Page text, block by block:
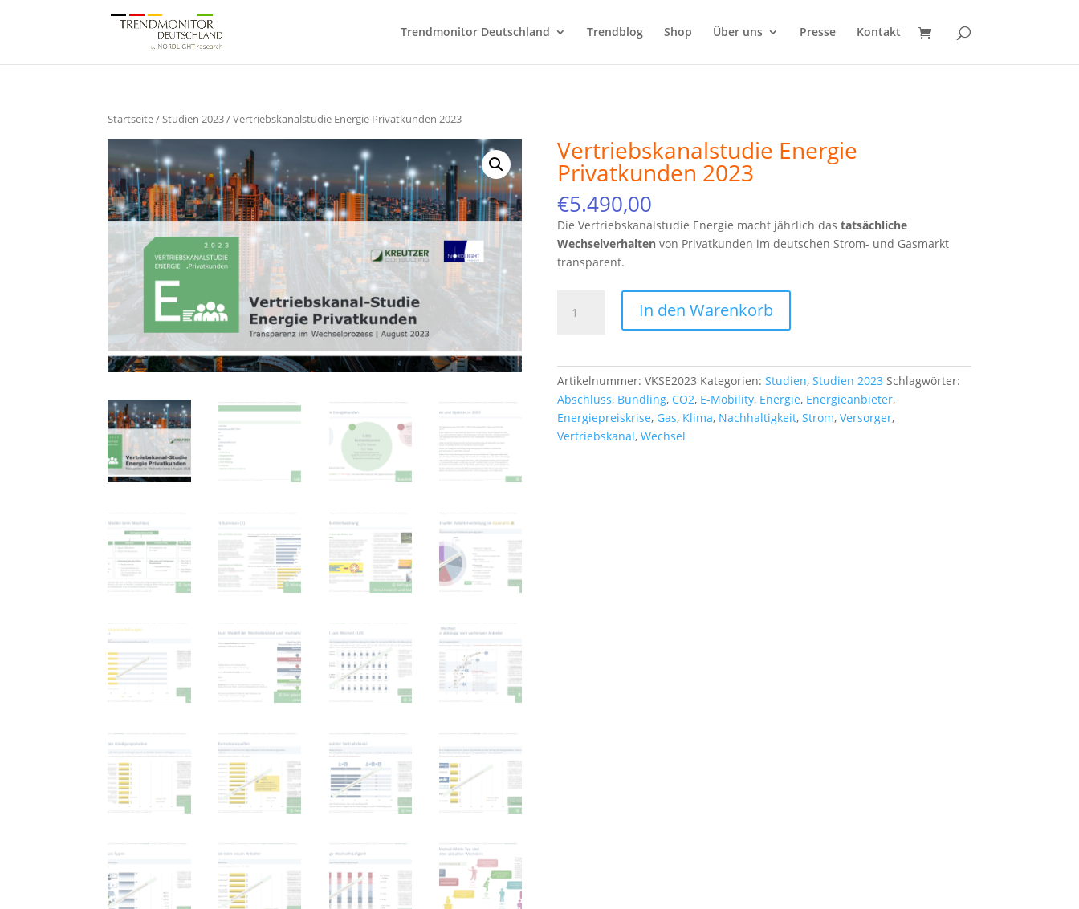
Trendmonitor Deutschland Trendblog Shop Über uns Presse Kontakt
Startseite/Studien 2023/ Vertriebskanalstudie Energie Privatkunden 2023
Vertriebskanalstudie Energie
Privatkunden 2023
€5.490,00
Die Vertriebskanalstudie Energie macht jährlich das tatsächliche
Wechselverhaltenvon Privatkunden im deutschen Strom- und Gasmarkt
transparent.
Energie
Privatkunden
Menge
In den Warenkorb
Artikelnummer: VKSE2023 Kategorien: Studien, Studien 2023 Schlagwörter:
Abschluss, Bundling, CO2, E-Mobility, Energie, Energieanbieter,
Energiepreiskrise, Gas, Klima, Nachhaltigkeit, Strom, Versorger,
Vertriebskanal, Wechsel